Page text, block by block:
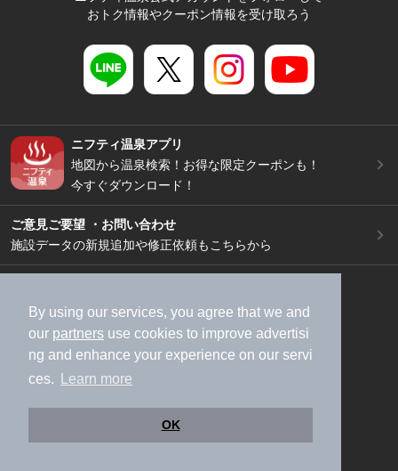
By using our services, you agree that we and
our partners use cookies to improve advertisi
ng and enhance your experience on our servi
ces.
Learn more
OK
おトク情報やクーポン情報を受け取ろう
ニフティ温泉アプリ
地図から温泉検索！お得な限定クーポンも！
今すぐダウンロード！
ご意見ご要望 ・お問い合わせ
施設データの新規追加や修正依頼もこちらから
加盟店募集（資料請求）
広告出稿のご案内
利用規約
ライフスタイルMEMBERS+規約
特定商取引法に基づく表記
ヘルプ
採用情報
運営会社